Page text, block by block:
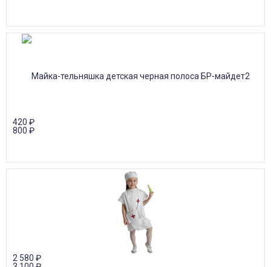
420 ₽
800 ₽
2 580 ₽